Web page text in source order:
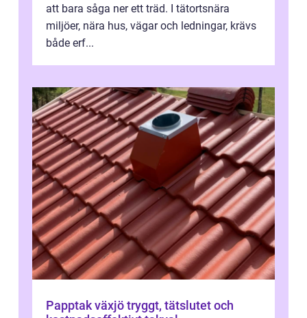
att bara såga ner ett träd. I tätortsnära
miljöer, nära hus, vägar och ledningar, krävs
både erf...
Papptak växjö tryggt, tätslutet och